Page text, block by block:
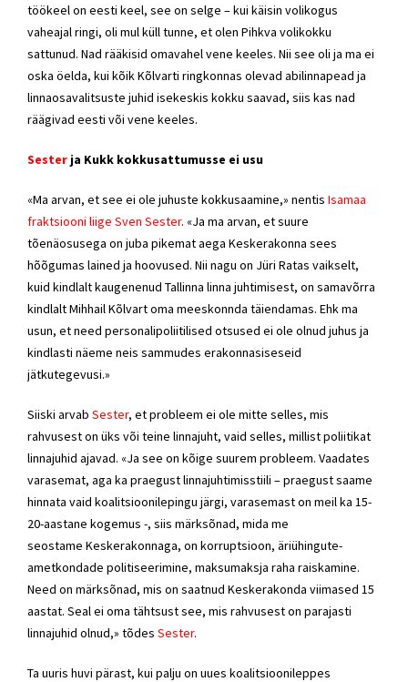
töökeel on eesti keel, see on selge – kui käisin volikogus
vaheajal ringi, oli mul küll tunne, et olen Pihkva volikokku
sattunud. Nad rääkisid omavahel vene keeles. Nii see oli ja ma ei
oska öelda, kui kõikKõlvarti ringkonnas olevad abilinnapead ja
linnaosavalitsuste juhid isekeskis kokku saavad, siis kas nad
räägivad eesti või vene keeles.
Sester ja Kukk kokkusattumusse ei usu
«Ma arvan, et see ei ole juhuste kokkusaamine,» nentis Isamaa
fraktsiooni liige Sven Sester. «Ja ma arvan, et suure
tõenäosusega on juba pikemat aega Keskerakonna sees
hõõgumas lained ja hoovused. Nii nagu on Jüri Ratas vaikselt,
kuid kindlalt kaugenenud Tallinna linna juhtimisest, on samavõrra
kindlaltMihhail Kõlvartoma meeskonnda täiendamas. Ehk ma
usun, et need personalipoliitilised otsused ei ole olnud juhus ja
kindlasti näeme neis sammudes erakonnasiseseid
jätkutegevusi.»
Siiski arvab Sester, et probleem ei ole mitte selles, mis
rahvusest on üks või teine linnajuht, vaid selles, millist poliitikat
linnajuhid ajavad. «Ja see on kõige suurem probleem. Vaadates
varasemat, aga ka praegust linnajuhtimisstiili – praegust saame
hinnata vaid koalitsioonilepingu järgi, varasemast on meil ka 15-
20-aastane kogemus -, siis märksõnad, mida me
seostame Keskerakonnaga, on korruptsioon, äriühingute-
ametkondade politiseerimine, maksumaksja raha raiskamine.
Need on märksõnad, mis on saatnud Keskerakonda viimased 15
aastat. Seal ei oma tähtsust see, mis rahvusest on parajasti
linnajuhid olnud,» tõdes Sester.
Ta uuris huvi pärast, kui palju on uues koalitsioonileppes